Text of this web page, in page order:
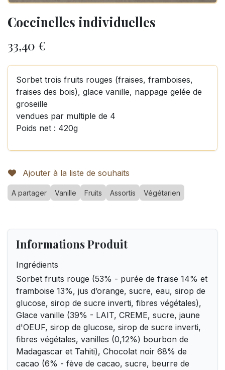
Coccinelles individuelles
33,40 €
Sorbet trois fruits rouges (fraises, framboises,
fraises des bois), glace vanille, nappage gelée de
groseille
vendues par multiple de 4
Poids net : 420g
Ajouter à la liste de souhaits
A partager Vanille Fruits Assortis Végétarien
Informations Produit
Ingrédients
Sorbet fruits rouge (53% - purée de fraise 14% et
framboise 13%, jus d’orange, sucre, eau, sirop de
glucose, sirop de sucre inverti, fibres végétales),
Glace vanille (39% - LAIT, CREME, sucre, jaune
d'OEUF, sirop de glucose, sirop de sucre inverti,
fibres végétales, vanilles (0,12%) bourbon de
Madagascar et Tahiti), Chocolat noir 68% de
cacao (6% - fève de cacao, sucre, beurre de